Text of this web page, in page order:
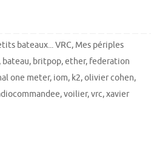
bateaux... VRC, Mes périples
, bateau, britpop,ether, federation
one meter, iom, k2,olivier cohen,
,voilier,vrc,xavier